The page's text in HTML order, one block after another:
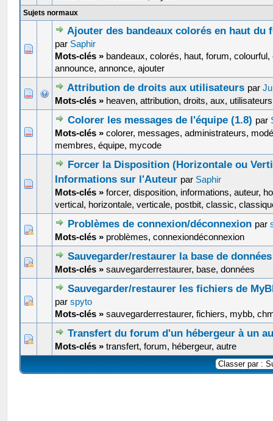
Sujets normaux
Ajouter des bandeaux colorés en haut du
par Saphir
Mots-clés » bandeaux, colorés, haut, forum, colourful,
announce, annonce, ajouter
1 Votes - 4 sur 5 en moyenne
Attribution de droits aux utilisateurs par
Mots-clés » heaven, attribution, droits, aux,
0 Votes - 0 sur 5 en moyenne
1 234 5
Colorer les messages de l'équipe (1.8) par
Mots-clés »colorer, messages, administrateurs,
membres, équipe, mycode
0 Votes - 0 sur 5 en moyenne
123 5
Forcer la Disposition (Horizontale ou
Informations sur l'Auteur par Saphir
Mots-clés »forcer, disposition, informations, auteur,
vertical, horizontale, verticale, postbit, classic,
0 Votes - 0 sur 5 en moyenne
1234 5
Problèmes de connexion/déconnexion par
Mots-clés » problèmes, connexiondéconnexion
1 Votes - 5 sur 5 en moyenne
12345
Sauvegarder/restaurer la base de données
Mots-clés »sauvegarderrestaurer, base, données
0 Votes - 0 sur 5 en moyenne
12 345
Sauvegarder/restaurer les fichiers de
parspyto
Mots-clés »sauvegarderrestaurer, fichiers, mybb,
0 Votes - 0 sur 5 en moyenne
Transfert du forum d'un hébergeur à un
Mots-clés »transfert, forum, hébergeur, autre
2 Votes - 5 sur 5 en moyenne
12 3 45